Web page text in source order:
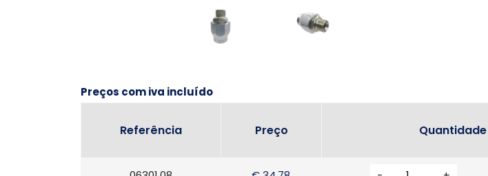
Preços com iva incluído
Referência Preço Quantidade